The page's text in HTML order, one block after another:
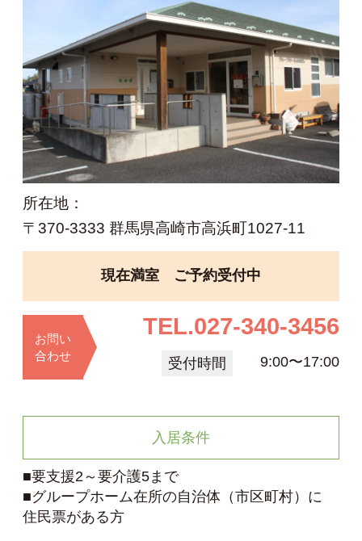
所在地：
〒370-3333 群馬県高崎市高浜町1027-11
現在満室 ご予約受付中
お問い
合わせ
TEL.027-340-3456
受付時間 9:00〜17:00
入居条件
■要支援2～要介護5まで
■グループホーム在所の自治体（市区町村）に
住民票がある方